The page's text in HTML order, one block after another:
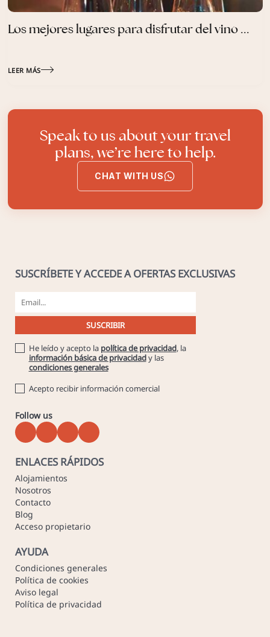
Los mejores lugares para disfrutar del vino ...
LEER MÁS
Speak to us about your travel
plans, we’re here to help.
CHAT WITH US
SUSCRÍBETE Y ACCEDE A OFERTAS EXCLUSIVAS
He leído y acepto la política de privacidad, la
información básica de privacidady las
condiciones generales
Acepto recibir información comercial
Follow us
ENLACES RÁPIDOS
Alojamientos
Nosotros
Contacto
Blog
Acceso propietario
AYUDA
Condiciones generales
Política de cookies
Aviso legal
Política de privacidad